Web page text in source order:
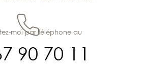
90 70 11
moi par téléphone au